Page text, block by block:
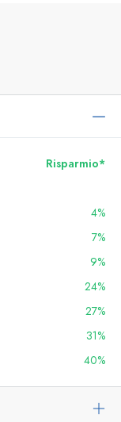
Risparmio*
4%
7%
9%
24%
27%
31%
40%